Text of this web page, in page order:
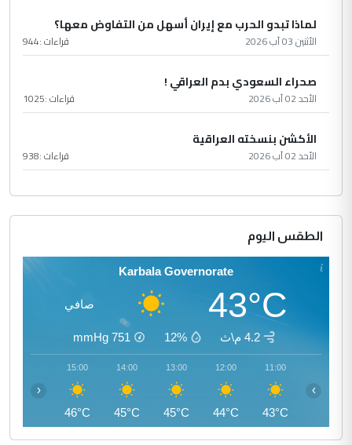
لماذا تبدو الحرب مع إيران أسهل من التفاوض معها؟
الأثنين 03 آب 2026 قراءات :944
صحراء السعودي بدم العراقي !
الأحد 02 آب 2026 قراءات :1025
الأكشن بنسخته العراقية
الأحد 02 آب 2026 قراءات :938
الطقس اليوم
Karbala Governorate
43°C صافي
4.2 م\ث 12%
751
mmHg
11:00
43°C
12:00
44°C
13:00
45°C
14:00
45°C
15:00
46°C
‹ ›